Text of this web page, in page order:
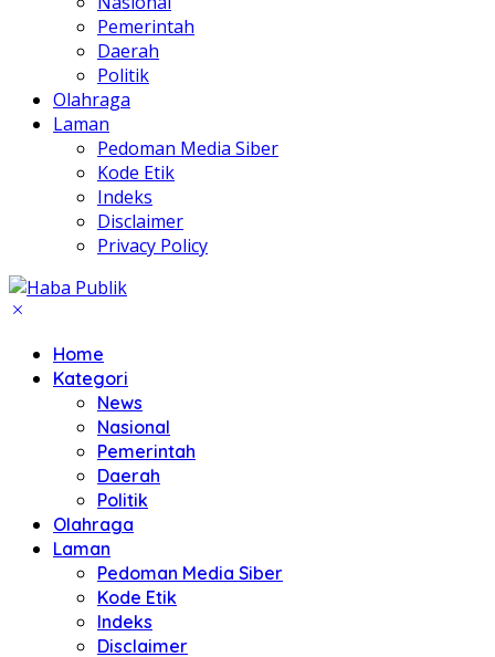
Pemerintah
Daerah
Politik
Olahraga
Laman
Pedoman Media Siber
Kode Etik
Indeks
Disclaimer
Privacy Policy
Home
Kategori
News
Nasional
Pemerintah
Daerah
Politik
Olahraga
Laman
Pedoman Media Siber
Kode Etik
Indeks
Disclaimer